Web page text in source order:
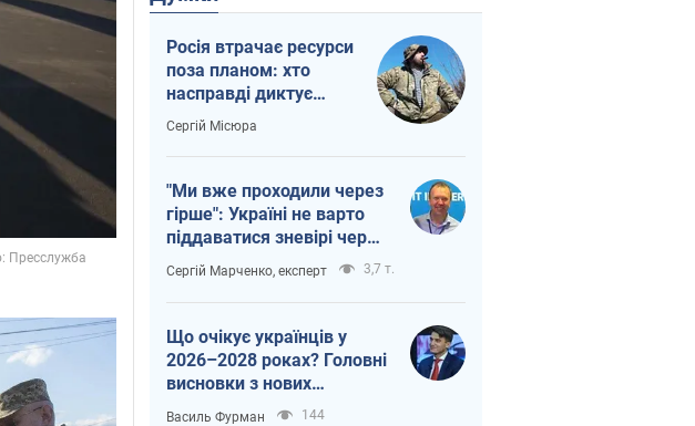
Росія втрачає ресурси
поза планом: хто
насправді диктує
темп війни
Сергій Місюра
"Ми вже проходили через
гірше": Україні не варто
піддаватися зневірі через
ракетний терор
Сергій Марченко, експерт 3,7 т.
Що очікує українців у
2026–2028 роках? Головні
висновки з нових
прогнозів від НБУ
Василь Фурман 144